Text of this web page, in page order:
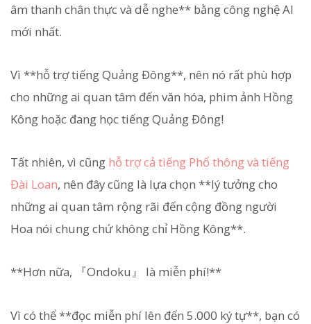
âm thanh chân thực và dễ nghe** bằng công nghệ AI
mới nhất.
Vì **hỗ trợ tiếng Quảng Đông**, nên nó rất phù hợp
cho những ai quan tâm đến văn hóa, phim ảnh Hồng
Kông hoặc đang học tiếng Quảng Đông!
Tất nhiên, vì cũng hỗ trợ cả tiếng Phổ thông và tiếng
Đài Loan, nên đây cũng là lựa chọn **lý tưởng cho
những ai quan tâm rộng rãi đến cộng đồng người
Hoa nói chung chứ không chỉ Hồng Kông**.
**Hơn nữa, 『Ondoku』 là miễn phí!**
Vì có thể **đọc miễn phí lên đến 5.000 ký tự**, bạn có